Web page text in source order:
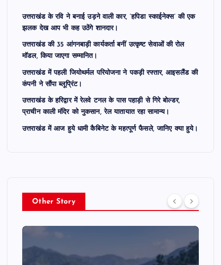
उत्तराखंड के रवि ने बनाई उड़ने वाली कार, ‘हपिडा स्काईनेक्स’ की एक
झलक देख आप भी कह उठेंगे शानदार।
उत्तराखंड की 35 आंगनबाड़ी कार्यकर्ता बनीं उत्कृष्ट सेवाओं की रोल
मॉडल, किया जाएगा सम्मानित।
उत्तराखंड में पहली जियोथर्मल परियोजना ने पकड़ी रफ्तार, आइसलैंड की
कंपनी ने सौंपा ब्लूप्रिंट।
उत्तराखंड के हरिद्वार में रेलवे टनल के पास पहाड़ी से गिरे बोल्डर,
प्राचीन काली मंदिर को नुकसान, रेल यातायात रहा सामान्य।
उत्तराखंड में आज हुये धामी कैबिनेट के महत्पूर्ण फैसले, जानिए क्या हुये।
Other Story